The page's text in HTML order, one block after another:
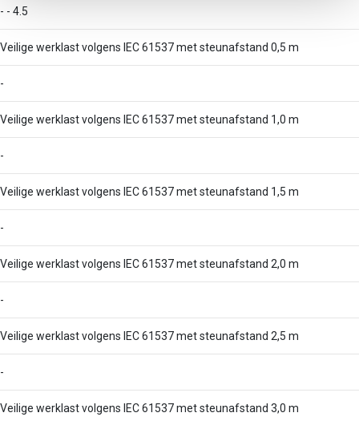
- - 4.5
Veilige werklast volgens IEC 61537 met steunafstand 0,5 m
-
Veilige werklast volgens IEC 61537 met steunafstand 1,0 m
-
Veilige werklast volgens IEC 61537 met steunafstand 1,5 m
-
Veilige werklast volgens IEC 61537 met steunafstand 2,0 m
-
Veilige werklast volgens IEC 61537 met steunafstand 2,5 m
-
Veilige werklast volgens IEC 61537 met steunafstand 3,0 m